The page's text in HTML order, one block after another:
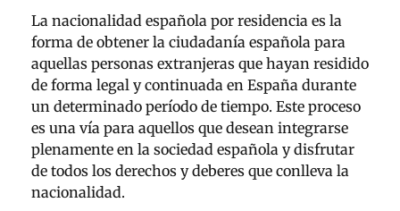
La nacionalidad española por residencia es la
forma de obtener la ciudadanía española para
aquellas personas extranjeras que hayan residido
de forma legal y continuada en España durante
un determinado período de tiempo. Este proceso
es una vía para aquellos que desean integrarse
plenamente en la sociedad española y disfrutar
de todos los derechos y deberes que conlleva la
nacionalidad.